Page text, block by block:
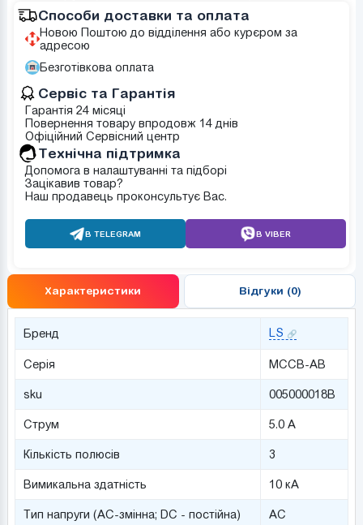
Способи доставки та оплата
Новою Поштою до відділення або курєром за
адресою
Безготівкова оплата
Сервіс та Гарантія
Гарантія 24 місяці
Повернення товару впродовж 14 днів
Офіційний Сервісний центр
Tехнічна підтримка
Допомога в налаштуванні та підборі
Зацікавив товар?
Наш продавець проконсультує Вас.
В TELEGRAM В VIBER
Характеристики Відгуки (0)
Бренд LS
Серія MCCB-AB
sku 005000018B
Струм 5.0 А
Кількість полюсів 3
Вимикальна здатність 10 кА
Тип напруги (AC-змінна; DC - постійна) AC